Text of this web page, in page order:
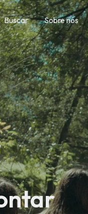
Buscar Sobre nós